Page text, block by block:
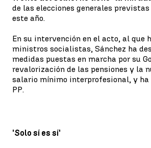
de las elecciones generales
este año.
En su intervención en el acto, al que
ministros socialistas, Sánchez ha
medidas puestas en marcha por su
revalorización de las pensiones y la
salario mínimo interprofesional, y ha
PP.
'Solo sí es sí'